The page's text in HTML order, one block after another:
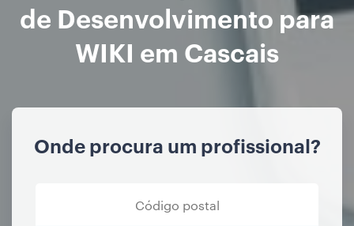
de Desenvolvimento para
WIKI em Cascais
Onde procura um profissional?